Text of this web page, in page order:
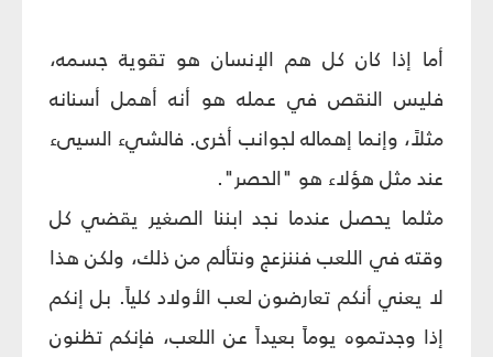
أما إذا كان كل هم الإنسان هو تقوية جسمه،
فليس النقص في عمله هو أنه أهمل أسنانه
مثلاً، وإنما إهماله لجوانب أخرى. فالشي‏ء السيىء
عند مثل هؤلاء هو "الحصر".
مثلما يحصل عندما نجد ابننا الصغير يقضي كل
وقته في اللعب فننزعج ونتألم من ذلك، ولكن هذا
لا يعني أنكم تعارضون لعب الأولاد كلياً. بل إنكم
إذا وجدتموه يوماً بعيداً عن اللعب، فإنكم تظنون